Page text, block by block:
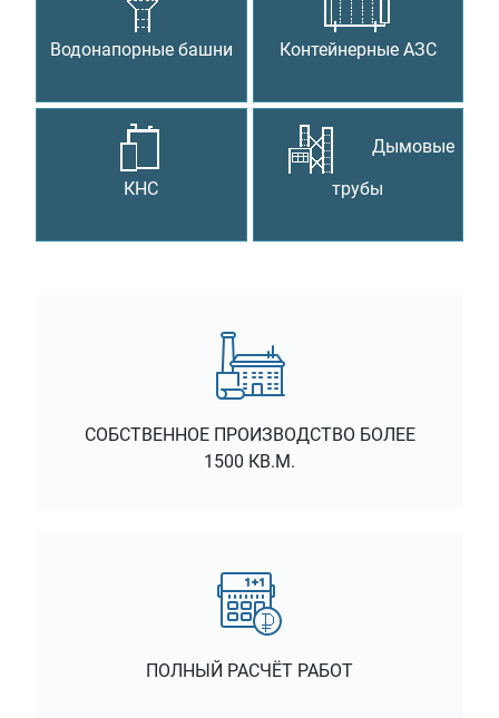
Водонапорные башни Контейнерные АЗС
КНС
Дымовые
трубы
СОБСТВЕННОЕ ПРОИЗВОДСТВО БОЛЕЕ
1500 КВ.М.
ПОЛНЫЙ РАСЧЁТ РАБОТ